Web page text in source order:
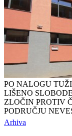
PO NALOGU
LIŠENO
ZLOČIN PROTIV
PODRUČJU
Arhiva